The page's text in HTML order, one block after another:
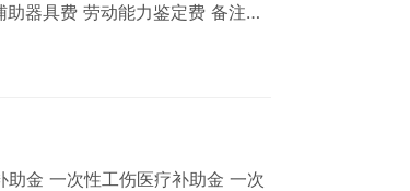
器具费 劳动能力鉴定费 备注：
资为136757元，月平均工资为
助金 一次性工伤医疗补助金 一次